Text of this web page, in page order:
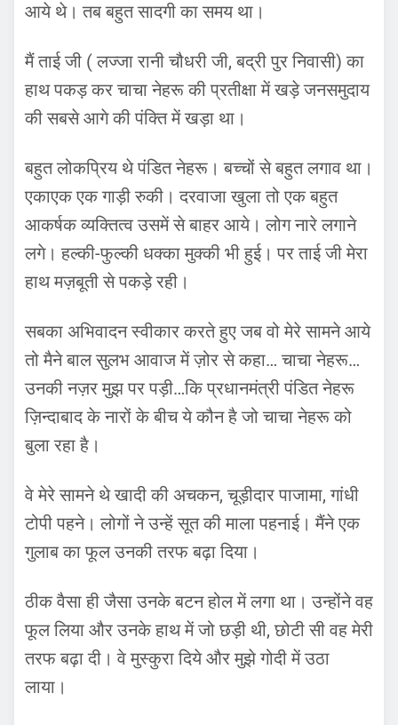
आये थे। तब बहुत सादगी का समय था।
मैं ताई जी ( लज्जा रानी चौधरी जी, बद्री पुर निवासी) का
हाथ पकड़ कर चाचा नेहरू की प्रतीक्षा में खड़े जनसमुदाय
की सबसे आगे की पंक्ति में खड़ा था।
बहुत लोकप्रिय थे पंडित नेहरू। बच्चों से बहुत लगाव था।
एकाएक एक गाड़ी रुकी। दरवाजा खुला तो एक बहुत
आकर्षक व्यक्तित्व उसमें से बाहर आये। लोग नारे लगाने
लगे। हल्की-फुल्की धक्का मुक्की भी हुई। पर ताई जी मेरा
हाथ मज़बूती से पकड़े रही।
सबका अभिवादन स्वीकार करते हुए जब वो मेरे सामने आये
तो मैने बाल सुलभ आवाज में ज़ोर से कहा… चाचा नेहरू…
उनकी नज़र मुझ पर पड़ी…कि प्रधानमंत्री पंडित नेहरू
ज़िन्दाबाद के नारों के बीच ये कौन है जो चाचा नेहरू को
बुला रहा है।
वे मेरे सामने थे खादी की अचकन, चूड़ीदार पाजामा, गांधी
टोपी पहने। लोगों ने उन्हें सूत की माला पहनाई। मैंने एक
गुलाब का फूल उनकी तरफ बढ़ा दिया।
ठीक वैसा ही जैसा उनके बटन होल में लगा था। उन्होंने वह
फूल लिया और उनके हाथ में जो छड़ी थी, छोटी सी वह मेरी
तरफ बढ़ा दी। वे मुस्कुरा दिये और मुझे गोदी में उठा
लाया।